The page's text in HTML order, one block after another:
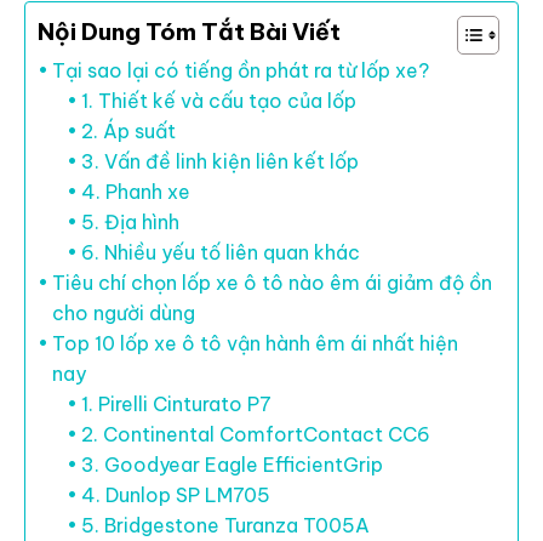
Nội Dung Tóm Tắt Bài Viết
Tại sao lại có tiếng ồn phát ra từ lốp xe?
1. Thiết kế và cấu tạo của lốp
2. Áp suất
3. Vấn đề linh kiện liên kết lốp
4. Phanh xe
5. Địa hình
6. Nhiều yếu tố liên quan khác
Tiêu chí chọn lốp xe ô tô nào êm ái giảm độ ồn
cho người dùng
Top 10 lốp xe ô tô vận hành êm ái nhất hiện
nay
1. Pirelli Cinturato P7
2. Continental ComfortContact CC6
3. Goodyear Eagle EfficientGrip
4. Dunlop SP LM705
5. Bridgestone Turanza T005A